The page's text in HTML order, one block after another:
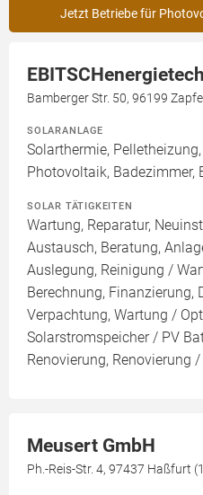
Jetzt Betriebe für
Bamberger Str. 50, 96199
SOLARANLAGE
Solarthermie,
Photovoltaik, Badezimmer,
SOLAR TÄTIGKEITEN
Wartung, Reparatur,
Austausch, Beratung,
Auslegung, Reinigung /
Berechnung, Finanzierung,
Verpachtung, Wartung /
Solarstromspeicher / PV
Renovierung, Renovierung
Meusert GmbH
Ph.-Reis-Str. 4, 97437 Haßfurt